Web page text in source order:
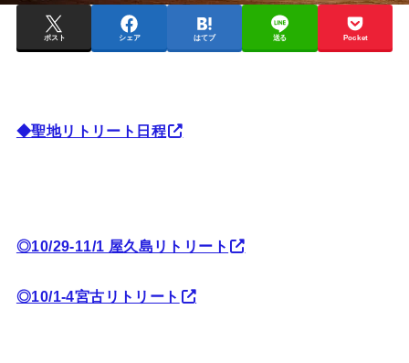
ポスト シェア はてブ 送る Pocket
◆聖地リトリート日程
◎10/29-11/1 屋久島リトリート
◎10/1-4宮古リトリート